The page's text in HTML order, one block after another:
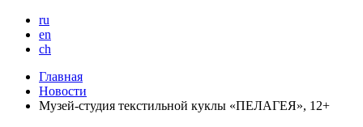
ru
en
ch
Главная
Новости
Музей-студия текстильной куклы «ПЕЛАГЕЯ», 12+